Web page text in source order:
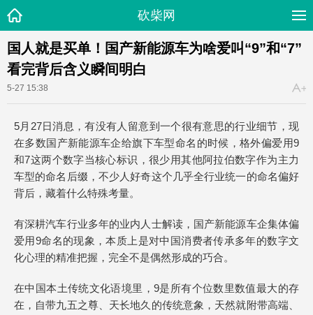
砍柴网
国人就是买单！国产新能源车为啥爱叫“9”和“7”
看完背后含义瞬间明白
5-27 15:38
5月27日消息，有没有人留意到一个很有意思的行业细节，现
在多数国产新能源车企给旗下车型命名的时候，格外偏爱用9
和7这两个数字当核心标识，很少用其他阿拉伯数字作为主力
车型的命名后缀，不少人好奇这个几乎全行业统一的命名偏好
背后，藏着什么特殊考量。
有深耕汽车行业多年的业内人士解读，国产新能源车企集体偏
爱用9命名的现象，本质上是对中国消费者传承多年的数字文
化心理的精准把握，完全不是偶然形成的巧合。
在中国本土传统文化语境里，9是所有个位数里数值最大的存
在，自带九五之尊、天长地久的传统意象，天然就附带高端、